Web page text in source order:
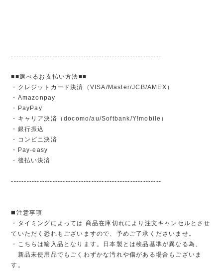
----------------------------------------------------------
■■選べるお支払い方法■■
・クレジットカード決済（VISA/Master/JCB/AMEX）
・Amazonpay
・PayPay
・キャリア決済（docomo/au/Softbank/Y!mobile）
・銀行振込
・コンビニ決済
・Pay-easy
・後払い決済
----------------------------------------------------------
◼️注意事項
・タイミングによっては 商品在庫切れにより注文キャンセルとさせ
ていただく恐れもございますので、予めご了承くださいませ。
・こちらは輸入品となります。日本製とは検品基準が異なる為、
新品未使用品でもごくわずかな汚れや傷がある場合もございま
す。